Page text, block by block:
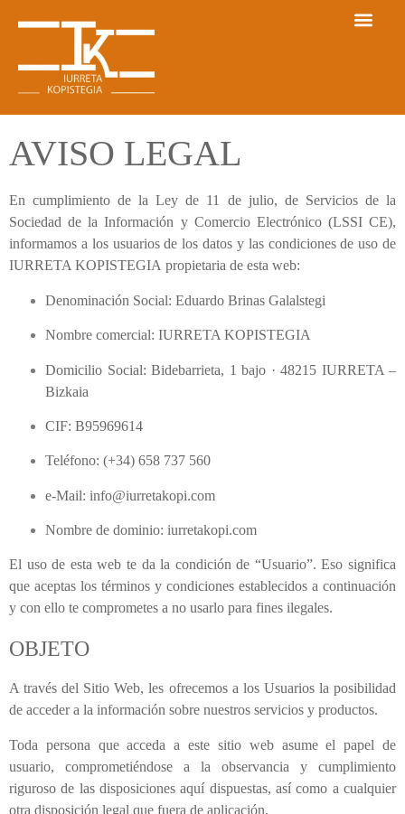
AVISO LEGAL
En cumplimiento de la Ley de 11 de julio, de Servicios de la
Sociedad de la Información y Comercio Electrónico (LSSI CE),
informamos a los usuarios de los datos y las condiciones de uso de
IURRETA KOPISTEGIA propietaria de esta web:
Denominación Social: Eduardo Brinas Galalstegi
Nombre comercial: IURRETA KOPISTEGIA
Domicilio Social: Bidebarrieta, 1 bajo · 48215 IURRETA –
Bizkaia
CIF: B95969614
Teléfono: (+34) 658 737 560
e-Mail: info@iurretakopi.com
Nombre de dominio: iurretakopi.com
El uso de esta web te da la condición de “Usuario”. Eso significa
que aceptas los términos y condiciones establecidos a continuación
y con ello te comprometes a no usarlo para fines ilegales.
OBJETO
A través del Sitio Web, les ofrecemos a los Usuarios la posibilidad
de acceder a la información sobre nuestros servicios y productos.
Toda persona que acceda a este sitio web asume el papel de
usuario, comprometiéndose a la observancia y cumplimiento
riguroso de las disposiciones aquí dispuestas, así como a cualquier
otra disposición legal que fuera de aplicación.